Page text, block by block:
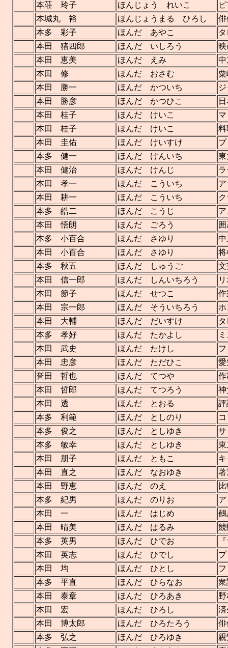
本荘 玲子
ほんじょう れいこ
本城丸 裕
ほんじょうまる ひろし
俳
本多 彩子
ほんだ あやこ
本田 猪四郎
ほんだ いしろう
本田 恵美
ほんだ えみ
中
本田 修
ほんだ おさむ
粟
本田 勝一
ほんだ かついち
本田 勝彦
ほんだ かつひこ
本田 桂子
ほんだ けいこ
本田 桂子
ほんだ けいこ
料
本田 圭佑
ほんだ けいすけ
本多 健一
ほんだ けんいち
東
本田 健治
ほんだ けんじ
本田 孝一
ほんだ こういち
本田 耕一
ほんだ こういち
本多 皓二
ほんだ こうじ
本田 悟朗
ほんだ ごろう
本多 小百合
ほんだ さゆり
中
本田 小百合
ほんだ さゆり
将
本多 秋五
ほんだ しゅうご
文
本田 信一郎
ほんだ しんいちろう
本田 節子
ほんだ せつこ
作
本田 宗一郎
ほんだ そういちろう
本田 大輔
ほんだ だいすけ
本多 孝好
ほんだ たかよし
本田 武史
ほんだ たけし
本田 忠彦
ほんだ ただひこ
愛
誉田 哲也
ほんだ てつや
作
本田 哲郎
ほんだ てつろう
神
本田 透
ほんだ とおる
本多 利範
ほんだ としのり
本多 俊之
ほんだ としゆき
サ
本多 敏幸
ほんだ としゆき
東
本田 朋子
ほんだ ともこ
本田 直之
ほんだ なおゆき
著
本田 野恵
ほんだ のえ
本多 紀男
ほんだ のりお
本田 一
ほんだ はじめ
鶴
本田 晴美
ほんだ はるみ
競
本多 英男
ほんだ ひでお
本田 英志
ほんだ ひでし
本田 均
ほんだ ひとし
本多 平直
ほんだ ひらなお
衆
本田 泰章
ほんだ ひろあき
本田 宏
ほんだ ひろし
済
本田 博太郎
ほんだ ひろたろう
俳
本多 弘之
ほんだ ひろゆき